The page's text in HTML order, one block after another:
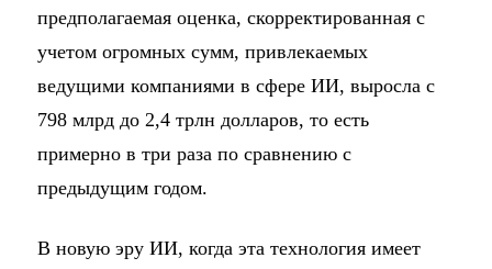
предполагаемая оценка, скорректированная с
учетом огромных сумм, привлекаемых
ведущими компаниями в сфере ИИ, выросла с
798 млрд до 2,4 трлн долларов, то есть
примерно в три раза по сравнению с
предыдущим годом.
В новую эру ИИ, когда эта технология имеет